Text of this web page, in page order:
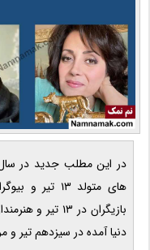
بازیگران در
دنیا آمده در سیزدهم تیر و